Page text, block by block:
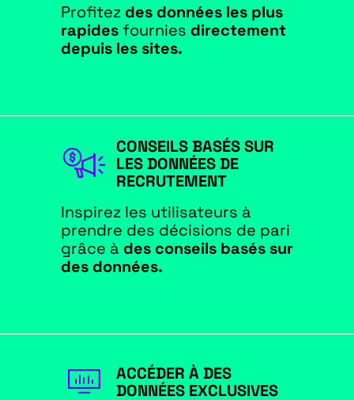
Profitez des données les plus
rapidesfournies directement
depuis les sites.
CONSEILS BASÉS SUR
LES DONNÉES DE
RECRUTEMENT
Inspirez les utilisateurs à
prendre des décisions de pari
grâce à des conseils basés sur
des données.
ACCÉDER À DES
DONNÉES EXCLUSIVES